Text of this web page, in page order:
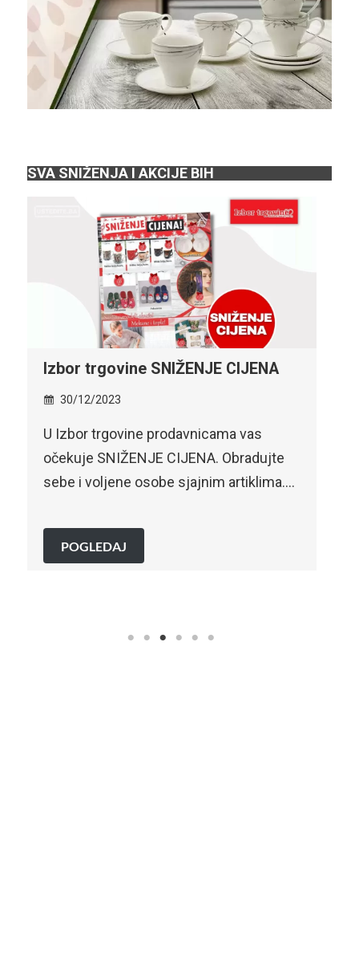
SVA SNIŽENJA I AKCIJE BIH
Izbor trgovine SNIŽENJE CIJENA
30/12/2023
U Izbor trgovine prodavnicama vas
očekuje SNIŽENJE CIJENA. Obradujte
sebe i voljene osobe sjajnim artiklima….
POGLEDAJ